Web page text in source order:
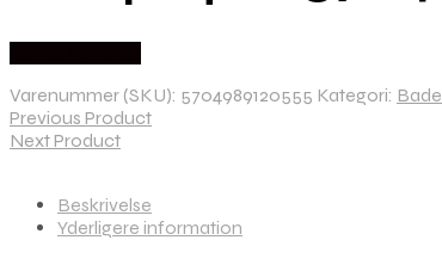
Varenummer (SKU): 5704989120555 Kategori:
Previous Product
Next Product
Beskrivelse
Yderligere information